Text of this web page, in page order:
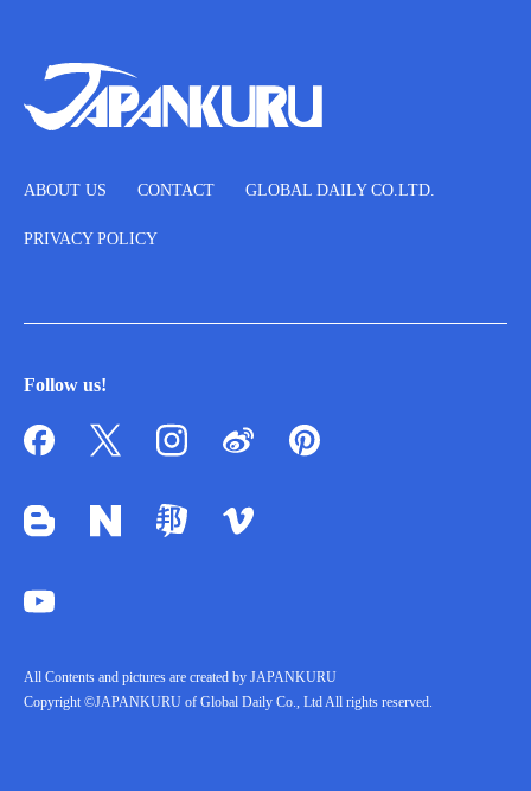
ABOUT US CONTACT GLOBAL DAILY CO.LTD.
PRIVACY POLICY
Follow us!
All Contents and pictures are created by JAPANKURU
Copyright ©JAPANKURU of Global Daily Co., Ltd All rights reserved.